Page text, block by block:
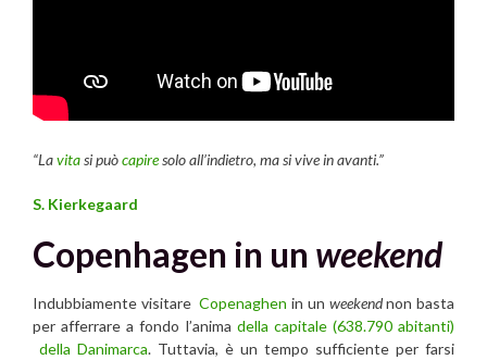
“Lavitasi puòcapiresolo all’indietro, ma si vive in avanti.”
S. Kierkegaard
Copenhagen in un weekend
Indubbiamente visitareCopenaghen in un weekendnon basta
per afferrare a fondo l’anima della capitale (638.790 abitanti)
della Danimarca. Tuttavia, è un tempo sufficiente per farsi